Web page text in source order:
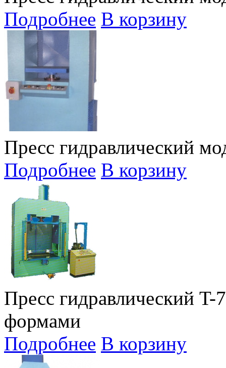
Подробнее В корзину
Пресс гидравлический
Подробнее В корзину
Пресс гидравлический
формами
Подробнее В корзину